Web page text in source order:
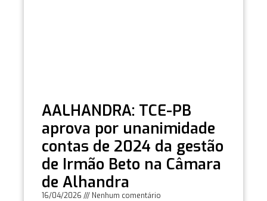
AALHANDRA: TCE-PB
aprova por unanimidade
contas de 2024 da gestão
de Irmão Beto na Câmara
de Alhandra
16/04/2026 Nenhum comentário